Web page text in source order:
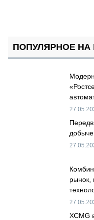
ПОПУЛЯРНОЕ НА
рынок,
XCMG